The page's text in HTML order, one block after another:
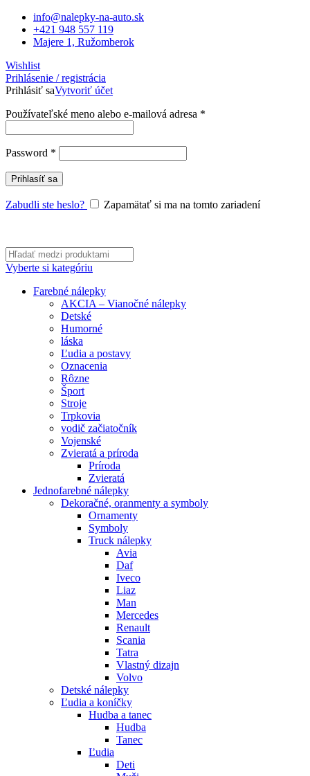
info@nalepky-na-auto.sk
+421 948 557 119
Majere 1, Ružomberok
Wishlist
Prihlásenie / registrácia
Prihlásiť saVytvoriť účet
Používateľské meno alebo e-mailová adresa *
Password *
Prihlasíť sa
Zabudli ste heslo? Zapamätať si ma na tomto zariadení
Vyberte si kategóriu
Farebné nálepky
AKCIA – Vianočné nálepky
Detské
Humorné
láska
Ľudia a postavy
Oznacenia
Rôzne
Šport
Stroje
Trpkovia
vodič začiatočník
Vojenské
Zvieratá a príroda
Príroda
Zvieratá
Jednofarebné nálepky
Dekoračné, oranmenty a symboly
Ornamenty
Symboly
Truck nálepky
Avia
Daf
Iveco
Liaz
Man
Mercedes
Renault
Scania
Tatra
Vlastný dizajn
Volvo
Detské nálepky
Ľudia a koníčky
Hudba a tanec
Hudba
Tanec
Ľudia
Deti